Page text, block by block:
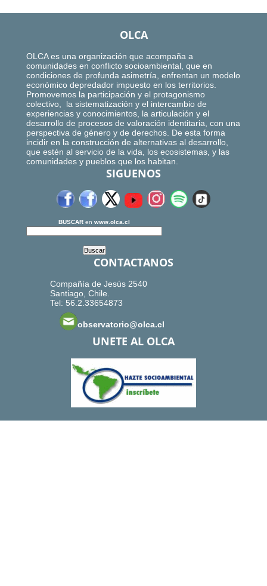
OLCA
OLCA es una organización que acompaña a
comunidades en conflicto socioambiental, que en
condiciones de profunda asimetría, enfrentan un modelo
económico depredador impuesto en los territorios.
Promovemos la participación y el protagonismo
colectivo, la sistematización y el intercambio de
experiencias y conocimientos, la articulación y el
desarrollo de procesos de valoración identitaria, con una
perspectiva de género y de derechos. De esta forma
incidir en la construcción de alternativas al desarrollo,
que estén al servicio de la vida, los ecosistemas, y las
comunidades y pueblos que los habitan.
SIGUENOS
BUSCAR en www.olca.cl
CONTACTANOS
Compañía de Jesús 2540
Santiago, Chile.
Tel: 56.2.33654873
observatorio@olca.cl
UNETE AL OLCA